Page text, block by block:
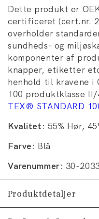
Dette produkt er
certificeret (cert.nr.
overholder
sundheds- og
komponenter af
knapper, etiketter
henhold til kravene i
100 produktklasse II/
TEX® STANDARD
Kvalitet: 55% Hør,
Farve: Blå
Varenummer: 30-
Produktdetaljer